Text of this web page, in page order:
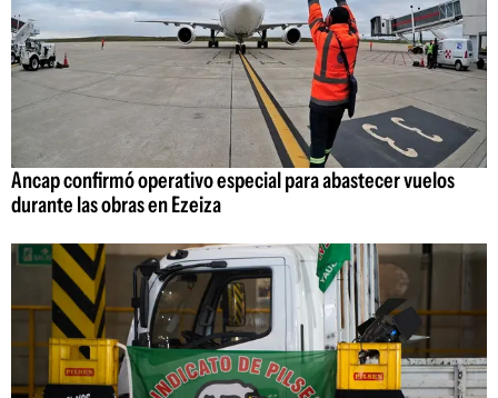
Ancap confirmó operativo especial para abastecer vuelos
durante las obras en Ezeiza